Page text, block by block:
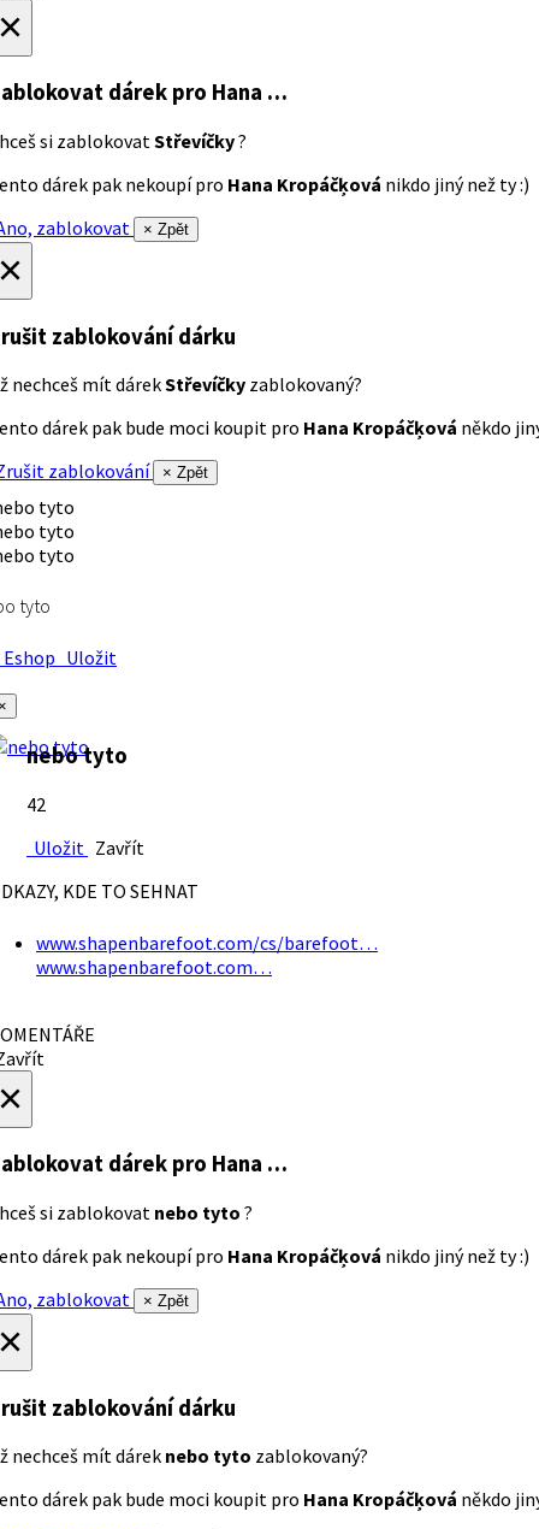
dárek pro Hana …
si zablokovat Střevíčky?
dárek pak nekoupí pro Hana Kropáčķová nikdo jiný než ty :)
zablokovat
× Zpět
zablokování dárku
nechceš mít dárekStřevíčky zablokovaný?
dárek pak bude moci koupit pro Hana Kropáčķová někdo
zablokování
× Zpět
tyto
Uložit
nebo tyto
42
Uložit Zavřít
KDE TO SEHNAT
www.shapenbarefoot.com/cs/barefoot…
www.shapenbarefoot.com…
dárek pro Hana …
si zablokovat nebo tyto ?
dárek pak nekoupí pro Hana Kropáčķová nikdo jiný než ty :)
zablokovat
× Zpět
zablokování dárku
nechceš mít dárek nebo tyto zablokovaný?
dárek pak bude moci koupit pro Hana Kropáčķová někdo